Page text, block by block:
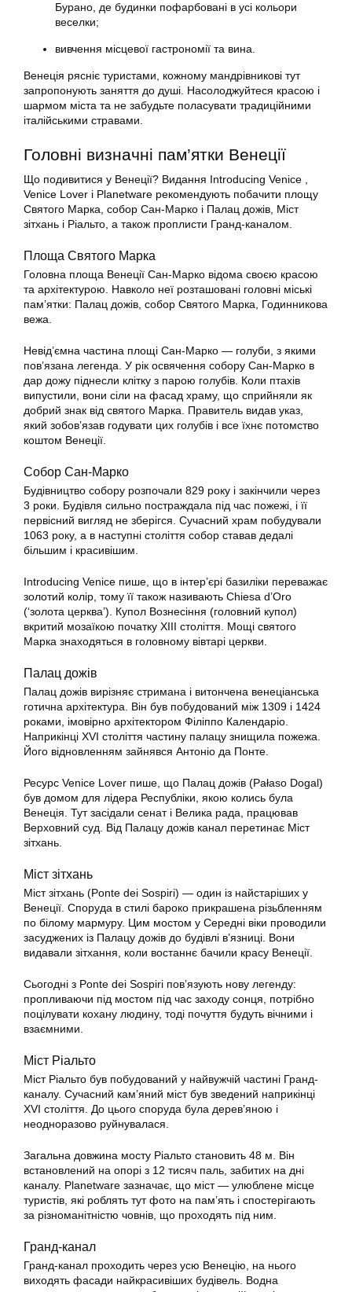
Бурано, де будинки пофарбовані в усі кольори
веселки;
вивчення місцевої гастрономії та вина.
Венеція рясніє туристами, кожному мандрівникові тут
запропонують заняття до душі. Насолоджуйтеся красою і
шармом міста та не забудьте поласувати традиційними
італійськими стравами.
Головні визначні пам’ятки Венеції
Що подивитися у Венеції? Видання Introducing Venice ,
Venice Lover і Planetware рекомендують побачити площу
Святого Марка, собор Сан-Марко і Палац дожів, Міст
зітхань і Ріальто, а також проплисти Гранд-каналом.
Площа Святого Марка
Головна площа Венеції Сан-Марко відома своєю красою
та архітектурою. Навколо неї розташовані головні міські
пам’ятки: Палац дожів, собор Святого Марка, Годинникова
вежа.
Невід’ємна частина площі Сан-Марко — голуби, з якими
пов’язана легенда. У рік освячення собору Сан-Марко в
дар дожу піднесли клітку з парою голубів. Коли птахів
випустили, вони сіли на фасад храму, що сприйняли як
добрий знак від святого Марка. Правитель видав указ,
який зобов’язав годувати цих голубів і все їхнє потомство
коштом Венеції.
Собор Сан-Марко
Будівництво собору розпочали 829 року і закінчили через
3 роки. Будівля сильно постраждала під час пожежі, і її
первісний вигляд не зберігся. Сучасний храм побудували
1063 року, а в наступні століття собор ставав дедалі
більшим і красивішим.
Introducing Venice пише, що в інтер’єрі базиліки переважає
золотий колір, тому її також називають Chiesa d’Oro
(‘золота церква’). Купол Вознесіння (головний купол)
вкритий мозаїкою початку XIII століття. Мощі святого
Марка знаходяться в головному вівтарі церкви.
Палац дожів
Палац дожів вирізняє стримана і витончена венеціанська
готична архітектура. Він був побудований між 1309 і 1424
роками, імовірно архітектором Філіппо Календаріо.
Наприкінці XVI століття частину палацу знищила пожежа.
Його відновленням зайнявся Антоніо да Понте.
Ресурс Venice Lover пише, що Палац дожів (Pałaso Dogal)
був домом для лідера Республіки, якою колись була
Венеція. Тут засідали сенат і Велика рада, працював
Верховний суд. Від Палацу дожів канал перетинає Міст
зітхань.
Міст зітхань
Міст зітхань (Ponte dei Sospiri) — один із найстаріших у
Венеції. Споруда в стилі бароко прикрашена різьбленням
по білому мармуру. Цим мостом у Середні віки проводили
засуджених із Палацу дожів до будівлі в’язниці. Вони
видавали зітхання, коли востаннє бачили красу Венеції.
Сьогодні з Ponte dei Sospiri пов’язують нову легенду:
пропливаючи під мостом під час заходу сонця, потрібно
поцілувати кохану людину, тоді почуття будуть вічними і
взаємними.
Міст Ріальто
Міст Ріальто був побудований у найвужчій частині Гранд-
каналу. Сучасний кам’яний міст був зведений наприкінці
XVI століття. До цього споруда була дерев’яною і
неодноразово руйнувалася.
Загальна довжина мосту Ріальто становить 48 м. Він
встановлений на опорі з 12 тисяч паль, забитих на дні
каналу. Planetware зазначає, що міст — улюблене місце
туристів, які роблять тут фото на пам’ять і спостерігають
за різноманітністю човнів, що проходять під ним.
Гранд-канал
Гранд-канал проходить через усю Венецію, на нього
виходять фасади найкрасивіших будівель. Водна